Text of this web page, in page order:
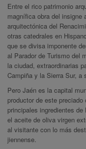
Entre el rico patrimonio
magnífica obra del insigne
arquitectónica del
otras catedrales en
que se divisa imponente
al Parador de Turismo del
la ciudad, extraordinarias
Campiña y la Sierra Sur, a
Pero Jaén es la capital
productor de este
principales ingredientes
el aceite de oliva virgen
al visitante con lo más
jiennense.